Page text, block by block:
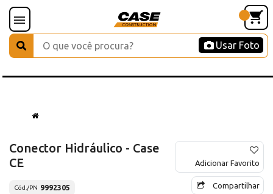
Usar Foto
Conector Hidráulico - Case
CE
Cód./PN 9992305
Adicionar Favorito
Compartilhar